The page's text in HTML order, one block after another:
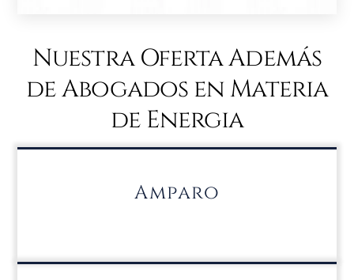
Nuestra Oferta Además
de Abogados en Materia
de Energia
Amparo